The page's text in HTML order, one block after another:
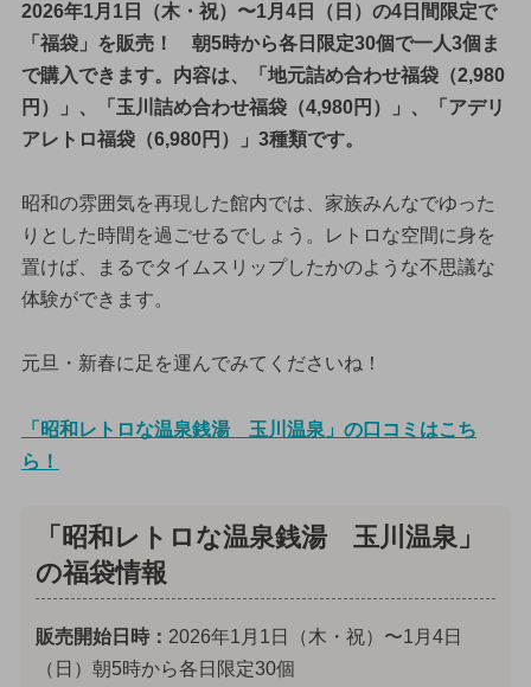
2026年1月1日（木・祝）〜1月4日（日）の4日間限定で
「福袋」を販売！ 朝5時から各日限定30個で一人3個ま
で購入できます。内容は、「地元詰め合わせ福袋（2,980
円）」、「玉川詰め合わせ福袋（4,980円）」、「アデリ
アレトロ福袋（6,980円）」3種類です。
昭和の雰囲気を再現した館内では、家族みんなでゆった
りとした時間を過ごせるでしょう。レトロな空間に身を
置けば、まるでタイムスリップしたかのような不思議な
体験ができます。
元旦・新春に足を運んでみてくださいね！
「昭和レトロな温泉銭湯 玉川温泉」の口コミはこち
ら！
「昭和レトロな温泉銭湯 玉川温泉」
の福袋情報
販売開始日時： 2026年1月1日（木・祝）〜1月4日
（日）朝5時から各日限定30個